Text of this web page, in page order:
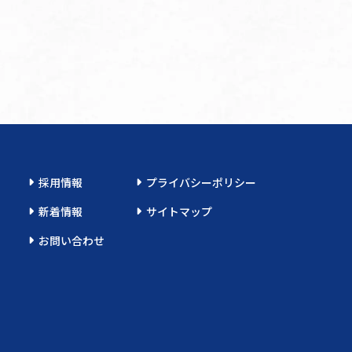
採用情報
新着情報
お問い合わせ
プライバシーポリシー
サイトマップ